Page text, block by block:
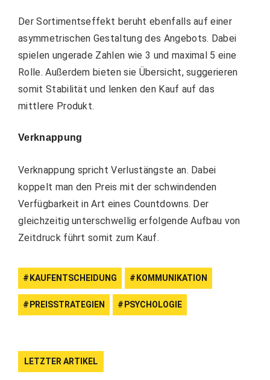
DerSortimentseffekt beruht ebenfalls auf einer
asymmetrischen Gestaltung des Angebots. Dabei
spielen ungerade Zahlen wie 3 und maximal 5 eine
Rolle. Außerdem bieten sie Übersicht, suggerieren
somit Stabilität und lenken den Kauf auf das
mittlere Produkt.
Verknappung
Verknappung spricht Verlustängste an. Dabei
koppelt man den Preis mit der schwindenden
Verfügbarkeit in Art eines Countdowns. Der
gleichzeitig unterschwellig erfolgende Aufbau von
Zeitdruck führt somit zum Kauf.
KAUFENTSCHEIDUNG KOMMUNIKATION
PREISSTRATEGIEN PSYCHOLOGIE
LETZTER ARTIKEL